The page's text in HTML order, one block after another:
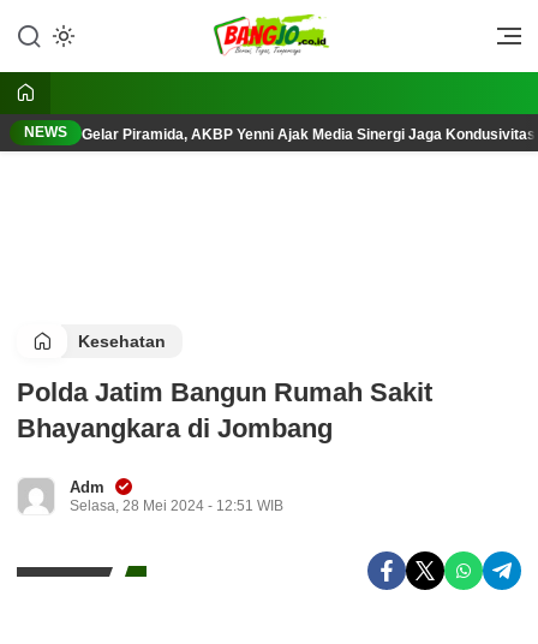
konten
Bangjo.co.id
Berani, Tegas, Terpercaya
NEWS Gelar Piramida, AKBP Yenni Ajak Media Sinergi Jaga
Kesehatan
Polda Jatim Bangun Rumah Sakit
Bhayangkara di Jombang
Adm
Selasa, 28 Mei 2024 - 12:51 WIB